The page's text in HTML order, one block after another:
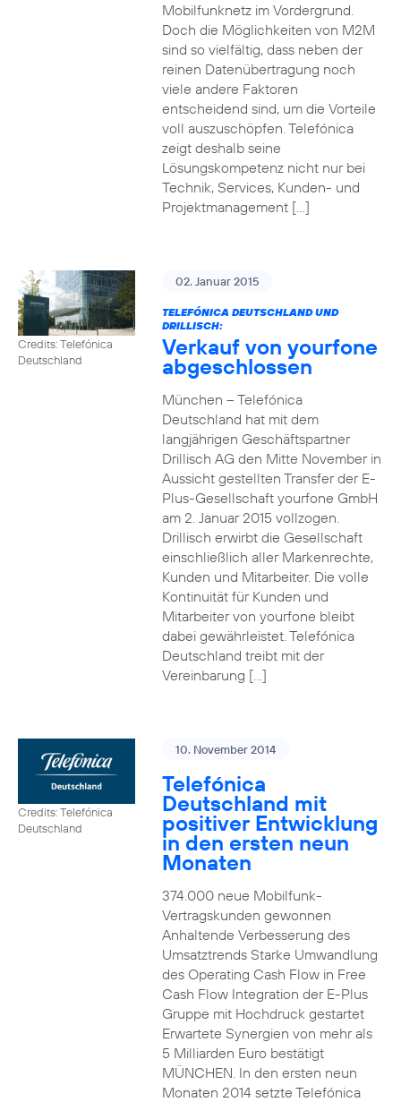
Mobilfunknetz im Vordergrund.
Doch die Möglichkeiten von M2M
sind so vielfältig, dass neben der
reinen Datenübertragung noch
viele andere Faktoren
entscheidend sind, um die Vorteile
voll auszuschöpfen. Telefónica
zeigt deshalb seine
Lösungskompetenz nicht nur bei
Technik, Services, Kunden- und
Projektmanagement […]
Credits: Telefónica
Deutschland
02. Januar 2015
TELEFÓNICA DEUTSCHLAND UND
DRILLISCH:
Verkauf von yourfone
abgeschlossen
München – Telefónica
Deutschland hat mit dem
langjährigen Geschäftspartner
Drillisch AG den Mitte November in
Aussicht gestellten Transfer der E-
Plus-Gesellschaft yourfone GmbH
am 2. Januar 2015 vollzogen.
Drillisch erwirbt die Gesellschaft
einschließlich aller Markenrechte,
Kunden und Mitarbeiter. Die volle
Kontinuität für Kunden und
Mitarbeiter von yourfone bleibt
dabei gewährleistet. Telefónica
Deutschland treibt mit der
Vereinbarung […]
Credits: Telefónica
Deutschland
10. November 2014
Telefónica
Deutschland mit
positiver Entwicklung
in den ersten neun
Monaten
374.000 neue Mobilfunk-
Vertragskunden gewonnen
Anhaltende Verbesserung des
Umsatztrends Starke Umwandlung
des Operating Cash Flow in Free
Cash Flow Integration der E-Plus
Gruppe mit Hochdruck gestartet
Erwartete Synergien von mehr als
5 Milliarden Euro bestätigt
MÜNCHEN. In den ersten neun
Monaten 2014 setzte Telefónica